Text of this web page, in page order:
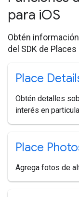
para iOS
Obtén
del SDK de Places
Place
Obtén detalles
interés en
Place
Agrega fotos de